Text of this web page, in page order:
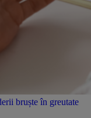
bruște în greutate